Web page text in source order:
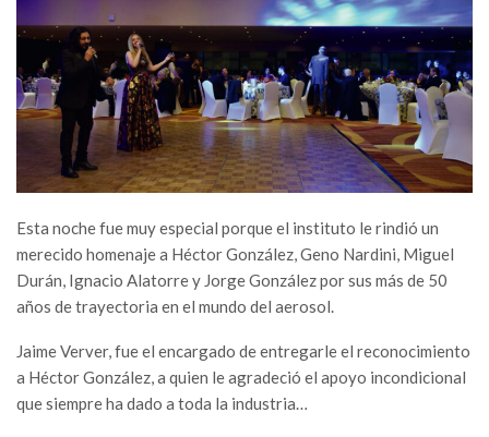
Esta noche fue muy especial porque el instituto le rindió un
merecido homenaje a Héctor González, Geno Nardini, Miguel
Durán, Ignacio Alatorre y Jorge González por sus más de 50
años de trayectoria en el mundo del aerosol.
Jaime Verver, fue el encargado de entregarle el reconocimiento
a Héctor González, a quien le agradeció el apoyo incondicional
que siempre ha dado a toda la industria…